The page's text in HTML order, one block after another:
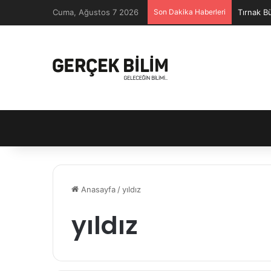
Cuma, Ağustos 7 2026 Son Dakika Haberleri Tırnak
Anasayfa /yıldız
yıldız